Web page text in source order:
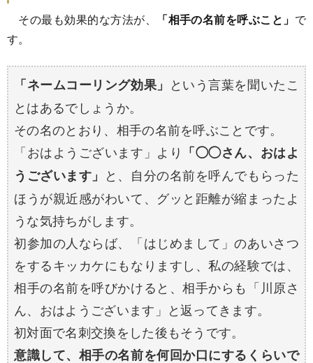
その最も効果的な方法が、 「相手の名前を呼ぶこと」 で
す。
「ネームコーリング効果」 という言葉を聞いたこ
とはあるでしょうか。
その名のとおり、相手の名前を呼ぶことです。
「おはようございます」より 「◯◯さん、おはよ
うございます」 と、自分の名前を呼んでもらった
ほうが親近感がわいて、グッと距離が縮まったよ
うな気持ちがします。
初参加の人ならば、「はじめまして」のあいさつ
をするキッカケにもなりますし、私の経験では、
相手の名前を呼びかけると、相手からも「川原さ
ん、おはようございます」と返ってきます。
初対面で名刺交換をした後もそうです。
意識して、相手の名前を何回か口にするくらいで